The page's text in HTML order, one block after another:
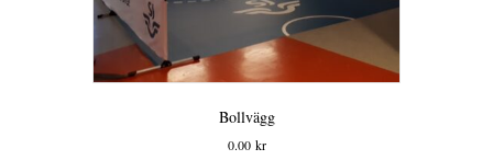
Bollvägg
0.00 kr